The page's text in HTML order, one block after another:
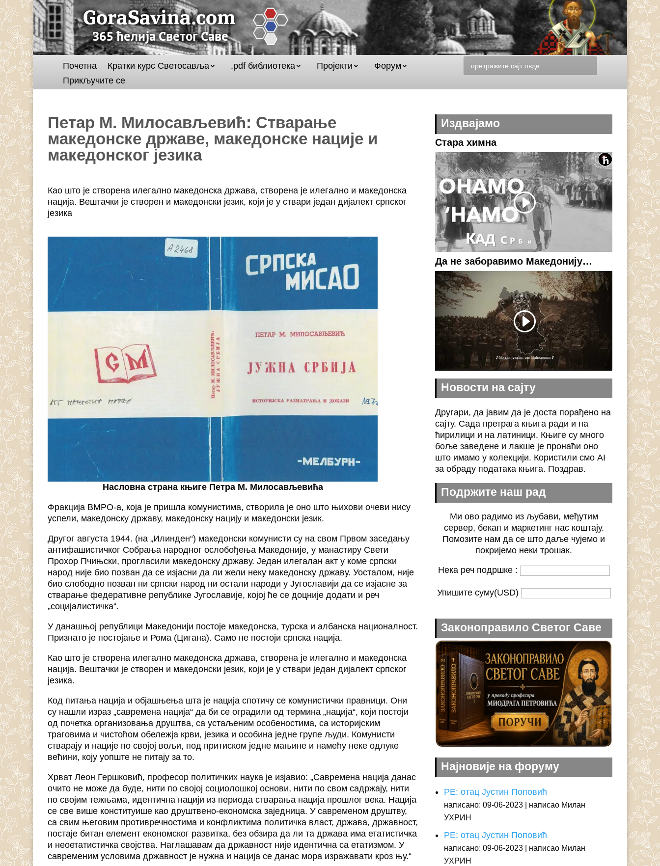
Почетна Кратки курс Светосавља .pdf библиотека Пројекти
Форум
Прикључите се
Петар М. Милосављевић: Стварање
македонске државе, македонске нације и
македонског језика
Као што је створена илегално македонска држава, створена је илегално и македонска
нација. Вештачки је створен и македонски језик, који је у ствари један дијалект српског
језика
Насловна страна књиге Петра М. Милосављевића
Фракција ВМРО-а, која је пришла комунистима, створила је оно што њихови очеви нису
успели, македонску државу, македонску нацију и македонски језик.
Другог августа 1944. (на „Илинден“) македонски комунисти су на свом Првом заседању
антифашистичког Собрања народног ослобођења Македоније, у манастиру Свети
Прохор Пчињски, прогласили македонску државу. Један илегалан акт у коме српски
народ није био позван да се изјасни да ли жели неку македонску државу. Уосталом, није
био слободно позван ни српски народ ни остали народи у Југославији да се изјасне за
стварање федеративне републике Југославије, којој ће се доцније додати и реч
„социјалистичка“.
У данашњој републици Македонији постоје македонска, турска и албанска националност.
Признато је постојање и Рома (Цигана). Само не постоји српска нација.
Као што је створена илегално македонска држава, створена је илегално и македонска
нација. Вештачки је створен и македонски језик, који је у ствари један дијалект српског
језика.
Код питања нација и објашњења шта је нација спотичу се комунистички правници. Они
су нашли израз „савремена нација“ да би се оградили од термина „нација“, који постоји
од почетка организовања друштва, са устаљеним особеностима, са историјским
траговима и чистоћом обележја крви, језика и особина једне групе људи. Комунисти
стварају и нације по својој вољи, под притиском једне мањине и намећу неке одлуке
већини, коју уопште не питају за то.
Хрват Леон Гершковић, професор политичких наука је изјавио: „Савремена нација данас
очито не може да буде, нити по својој социолошкој основи, нити по свом садржају, нити
по својим тежњама, идентична нацији из периода стварања нација прошлог века. Нација
се све више конституише као друштвено-економска заједница. У савременом друштву,
са свим његовим противречностима и конфликтима политичка власт, држава, државност,
постаје битан елемент економског развитка, без обзира да ли та држава има етатистичка
и неоетатистичка својства. Наглашавам да државност није идентична са етатизмом. У
савременим условима државност је нужна и нација се данас мора изражавати кроз њу.“
Издвајамо
Стара химна
Да не заборавимо Македонију…
Новости на сајту
Другари, да јавим да је доста порађено на
сајту. Сада претрага књига ради и на
ћирилици и на латиници. Књиге су много
боље заведене и лакше је пронаћи оно
што имамо у колекцији. Користили смо AI
за обраду података књига. Поздрав.
Подржите наш рад
Ми ово радимо из љубави, међутим
сервер, бекап и маркетинг нас коштају.
Помозите нам да се што даље чујемо и
покријемо неки трошак.
Нека реч подршке :
Упишите суму(USD)
Законоправило Светог Саве
Најновије на форуму
РЕ: отац Јустин Поповић
написано: 09-06-2023
написао Милан
УХРИН
РЕ: отац Јустин Поповић
написано: 09-06-2023
написао Милан
УХРИН